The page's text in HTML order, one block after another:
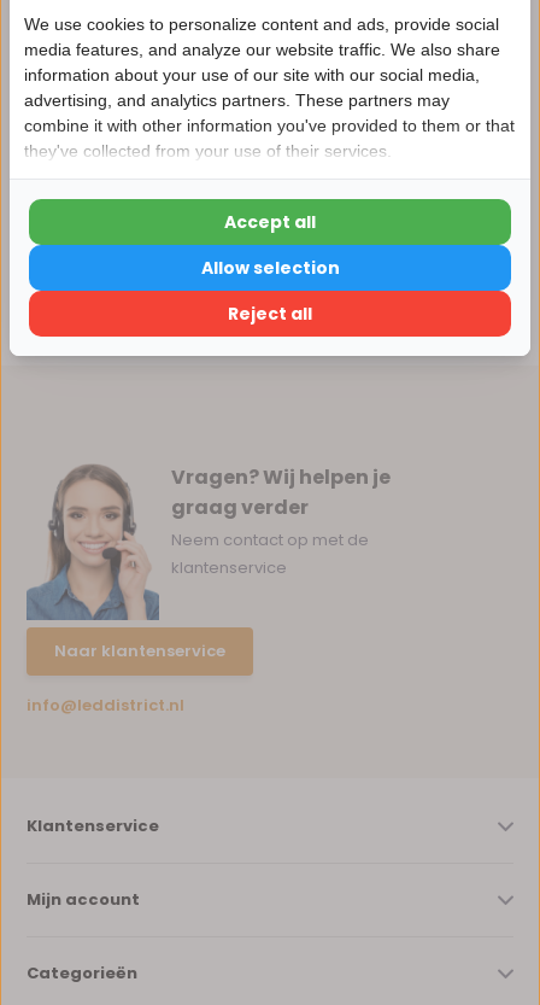
Productomschrijving
Reviews
Vragen? Wij helpen je
graag verder
Neem contact op met de
klantenservice
Naar klantenservice
info@leddistrict.nl
Klantenservice
Mijn account
Categorieën
Nu 15% korting
15korting
15% korting
Verder winkelen
We use cookies to personalize content and ads, provide social
media features, and analyze our website traffic. We also share
information about your use of our site with our social media,
advertising, and analytics partners. These partners may
combine it with other information you've provided to them or that
they've collected from your use of their services.
Reject all
Allow selection
Accept all